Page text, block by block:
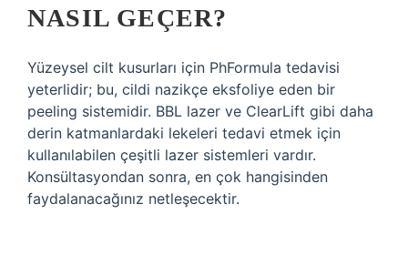
NASIL GEÇER?
Yüzeysel cilt kusurları için PhFormula tedavisi
yeterlidir; bu, cildi nazikçe eksfoliye eden bir
peeling sistemidir. BBL lazer ve ClearLift gibi daha
derin katmanlardaki lekeleri tedavi etmek için
kullanılabilen çeşitli lazer sistemleri vardır.
Konsültasyondan sonra, en çok hangisinden
faydalanacağınız netleşecektir.